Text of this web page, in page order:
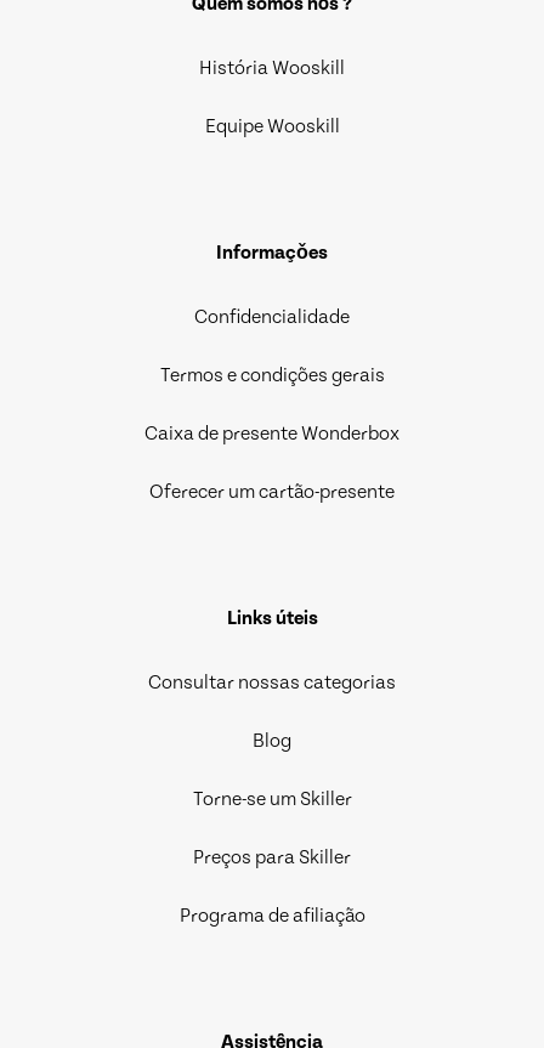
História Wooskill
Equipe Wooskill
Informaçǒes
Confidencialidade
Termos e condições gerais
Caixa de presente Wonderbox
Oferecer um cartão-presente
Links úteis
Consultar nossas categorias
Blog
Torne-se um Skiller
Preços para Skiller
Programa de afiliação
Assistência